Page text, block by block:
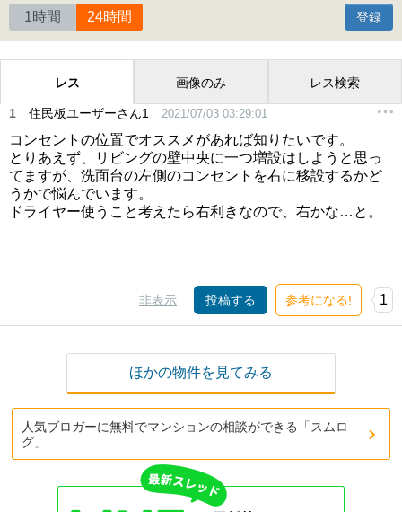
1時間 24時間 登録
レス 画像のみ レス検索
1 住民板ユーザーさん1 2021/07/03 03:29:01
コンセントの位置でオススメがあれば知りたいです。
とりあえず、リビングの壁中央に一つ増設はしようと思っ
てますが、洗面台の左側のコンセントを右に移設するかど
うかで悩んでいます。
ドライヤー使うこと考えたら右利きなので、右かな…と。
非表示 投稿する 参考になる! 1
ほかの物件を見てみる
人気ブロガーに無料でマンションの相談ができる「スムロ
グ」